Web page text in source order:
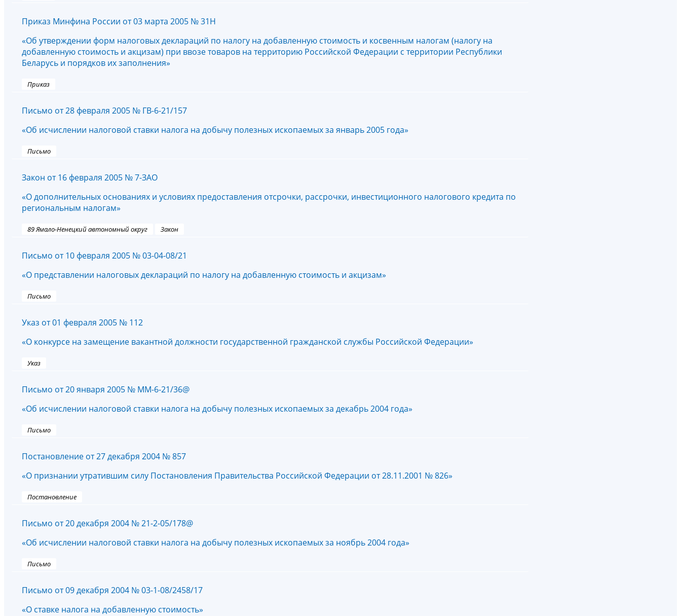
Приказ Минфина России от 03 марта 2005 № 31Н
«Об утверждении форм налоговых деклараций по налогу на добавленную стоимость и косвенным налогам (налогу на
добавленную стоимость и акцизам) при ввозе товаров на территорию Российской Федерации с территории Республики
Беларусь и порядков их заполнения»
Приказ
Письмо от 28 февраля 2005 № ГВ-6-21/157
«Об исчислении налоговой ставки налога на добычу полезных ископаемых за январь 2005 года»
Письмо
Закон от 16 февраля 2005 № 7-ЗАО
«О дополнительных основаниях и условиях предоставления отсрочки, рассрочки, инвестиционного налогового кредита по
региональным налогам»
89 Ямало-Ненецкий автономный округ Закон
Письмо от 10 февраля 2005 № 03-04-08/21
«О представлении налоговых деклараций по налогу на добавленную стоимость и акцизам»
Письмо
Указ от 01 февраля 2005 № 112
«О конкурсе на замещение вакантной должности государственной гражданской службы Российской Федерации»
Указ
Письмо от 20 января 2005 № ММ-6-21/36@
«Об исчислении налоговой ставки налога на добычу полезных ископаемых за декабрь 2004 года»
Письмо
Постановление от 27 декабря 2004 № 857
«О признании утратившим силу Постановления Правительства Российской Федерации от 28.11.2001 № 826»
Постановление
Письмо от 20 декабря 2004 № 21-2-05/178@
«Об исчислении налоговой ставки налога на добычу полезных ископаемых за ноябрь 2004 года»
Письмо
Письмо от 09 декабря 2004 № 03-1-08/2458/17
«О ставке налога на добавленную стоимость»